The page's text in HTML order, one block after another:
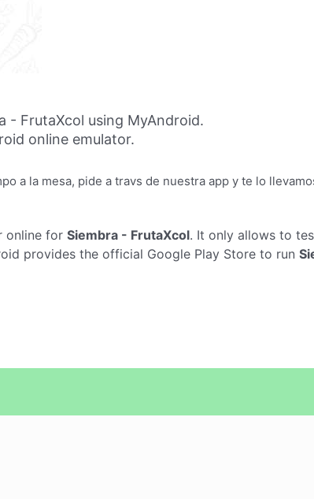
- FrutaXcol using MyAndroid.
online emulator.
a la mesa, pide a travs de nuestra app y te lo
online for Siembra - FrutaXcol. It only allows to
provides the official Google Play Store to run